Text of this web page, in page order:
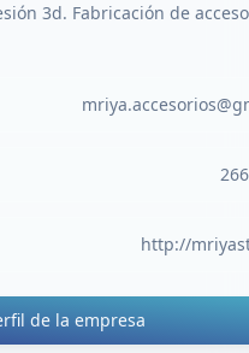
3d. Fabricación de
http://
de la empresa